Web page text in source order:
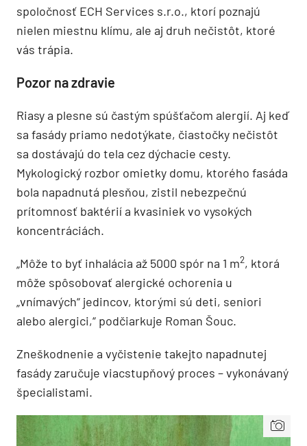
spoločnosť ECH Services s.r.o., ktorí poznajú
nielen miestnu klímu, ale aj druh nečistôt, ktoré
vás trápia.
Pozor na zdravie
Riasy a plesne sú častým spúšťačom alergií. Aj keď
sa fasády priamo nedotýkate, čiastočky nečistôt
sa dostávajú do tela cez dýchacie cesty.
Mykologický rozbor omietky domu, ktorého fasáda
bola napadnutá plesňou, zistil nebezpečnú
prítomnosť baktérií a kvasiniek vo vysokých
koncentráciách.
„Môže to byť inhalácia až 5000 spór na 1 m2, ktorá
môže spôsobovať alergické ochorenia u
„vnímavých“ jedincov, ktorými sú deti, seniori
alebo alergici,“ podčiarkuje Roman Šouc.
Zneškodnenie a vyčistenie takejto napadnutej
fasády zaručuje viacstupňový proces – vykonávaný
špecialistami.